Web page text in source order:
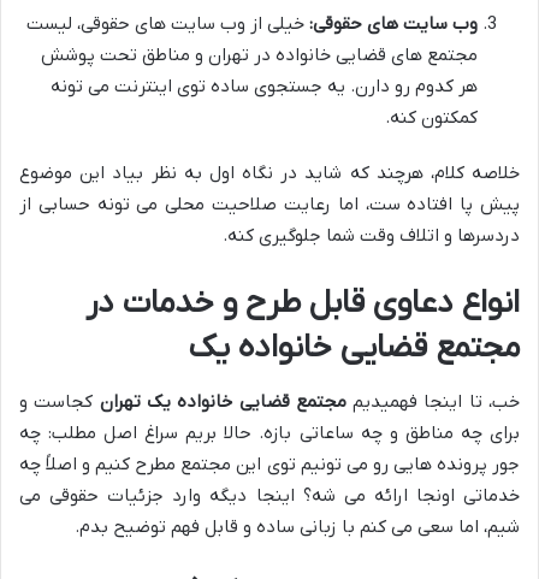
وب سایت های حقوقی: خیلی از وب سایت های حقوقی، لیست
مجتمع های قضایی خانواده در تهران و مناطق تحت پوشش
هر کدوم رو دارن. یه جستجوی ساده توی اینترنت می تونه
کمکتون کنه.
خلاصه کلام، هرچند که شاید در نگاه اول به نظر بیاد این موضوع
پیش پا افتاده ست، اما رعایت صلاحیت محلی می تونه حسابی از
دردسرها و اتلاف وقت شما جلوگیری کنه.
انواع دعاوی قابل طرح و خدمات در
مجتمع قضایی خانواده یک
خب، تا اینجا فهمیدیممجتمع قضایی خانواده یک تهران کجاست و
برای چه مناطق و چه ساعاتی بازه. حالا بریم سراغ اصل مطلب: چه
جور پرونده هایی رو می تونیم توی این مجتمع مطرح کنیم و اصلاً چه
خدماتی اونجا ارائه می شه؟ اینجا دیگه وارد جزئیات حقوقی می
شیم، اما سعی می کنم با زبانی ساده و قابل فهم توضیح بدم.